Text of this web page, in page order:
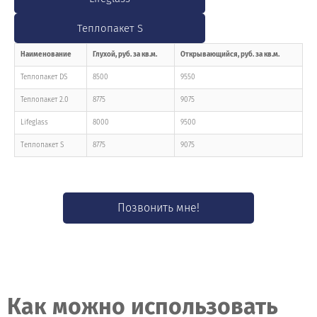
Тeплопакет S
Наименование Глухой, руб. за кв.м. Открывающийся, руб. за кв.м.
Теплопакет DS 8500 9550
Теплопакет 2.0 8775 9075
Lifeglass 8000 9500
Тeплопакет S 8775 9075
Позвонить мне!
Как можно использовать